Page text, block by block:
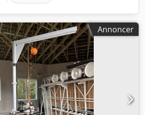
Annoncer